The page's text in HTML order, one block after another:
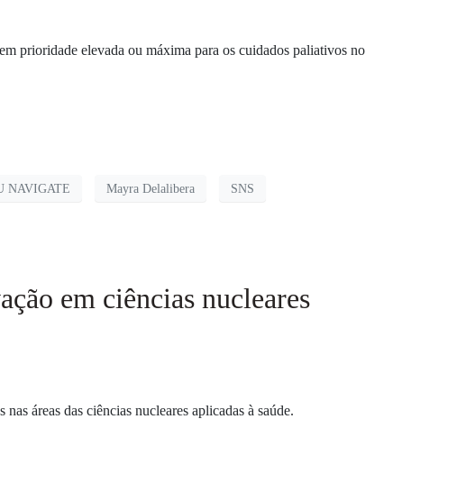
prioridade elevada ou máxima para os cuidados paliativos no
NAVIGATE Mayra Delalibera SNS
em ciências nucleares
áreas das ciências nucleares aplicadas à saúde.